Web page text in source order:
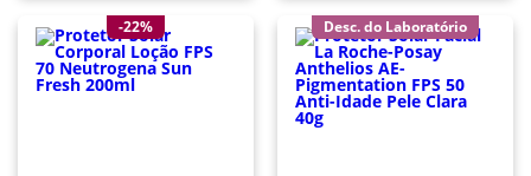
-22% Desc. do Laboratório